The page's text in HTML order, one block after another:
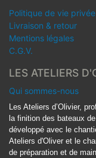
Politique de vie privée
Livraison & retour
Mentions légales
C.G.V.
LES ATELIERS
Qui sommes-nous
Les Ateliers d’Olivier,
la finition des bateaux
développé avec le
Ateliers d'Oliver et le
de préparation et de